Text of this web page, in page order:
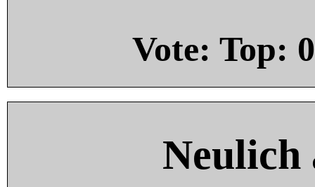
Vote: Top: 0
Neulich